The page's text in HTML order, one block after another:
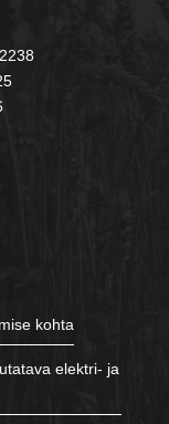
kohta
elektri- ja